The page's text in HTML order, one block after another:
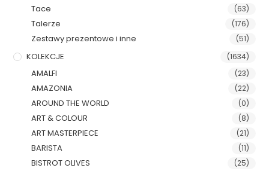
Tace (63)
Talerze (176)
Zestawy prezentowe i inne (51)
KOLEKCJE (1634)
AMALFI (23)
AMAZONIA (22)
AROUND THE WORLD (0)
ART & COLOUR (8)
ART MASTERPIECE (21)
BARISTA (11)
BISTROT OLIVES (25)